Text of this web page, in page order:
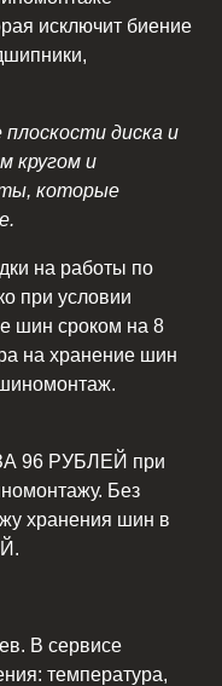
исключит биение
диска и
кругом и
которые
на работы по
при условии
шин сроком на 8
на хранение шин
96 РУБЛЕЙ при
Без
хранения шин в
В сервисе
температура,